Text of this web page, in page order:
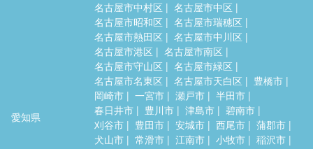
愛知県
名古屋市中村区
名古屋市中区
名古屋市昭和区
名古屋市瑞穂区
名古屋市熱田区
名古屋市中川区
名古屋市港区
名古屋市南区
名古屋市守山区
名古屋市緑区
名古屋市名東区
名古屋市天白区
豊橋市
岡崎市
一宮市 瀬戸市
半田市
春日井市
豊川市 津島市
碧南市
刈谷市
豊田市 安城市 西尾市
蒲郡市
犬山市
常滑市 江南市 小牧市
稲沢市